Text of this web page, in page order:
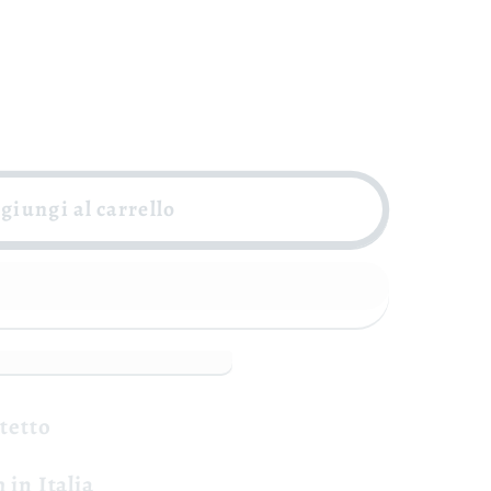
al carrello
in Italia